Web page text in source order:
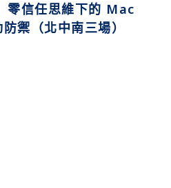
零信任思維下的 Mac
禦（北中南三場）